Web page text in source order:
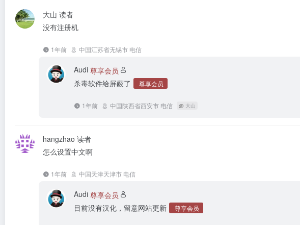
大山 读者
没有注册机
1年前 中国江苏省无锡市 电信
Audi 尊享会员
杀毒软件给屏蔽了
尊享会员
1年前 中国陕西省西安市 电信 @ 大山
hangzhao 读者
怎么设置中文啊
1年前 中国天津天津市 电信
Audi 尊享会员
目前没有汉化，留意网站更新
尊享会员